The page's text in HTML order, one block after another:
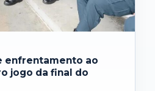
enfrentamento ao
jogo da final do